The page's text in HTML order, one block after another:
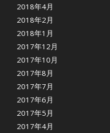
2018年4月
2018年2月
2018年1月
2017年12月
2017年10月
2017年8月
2017年7月
2017年6月
2017年5月
2017年4月